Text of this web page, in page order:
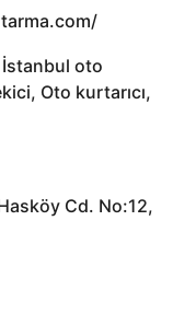
oto
Oto kurtarıcı,
Cd. No:12,